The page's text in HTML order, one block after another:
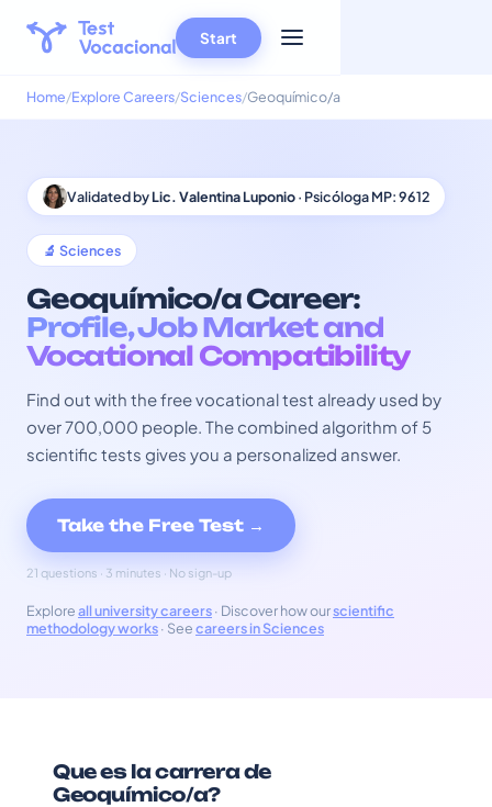
Start
Home Explore Careers Sciences Geoquímico/a
Validated byLic. Valentina Luponio· Psicóloga MP: 9612
🔬 Sciences
Geoquímico/a Career:
Profile, Job Market and
Vocational Compatibility
Find out with the free vocational test already used by
over 700,000 people. The combined algorithm of 5
scientific tests gives you a personalized answer.
Take the Free Test →
21 questions · 3 minutes · No sign-up
Exploreall university careers· Discover how ourscientific
methodology works· Seecareers in Sciences
Que es la carrera de
Geoquímico/a?